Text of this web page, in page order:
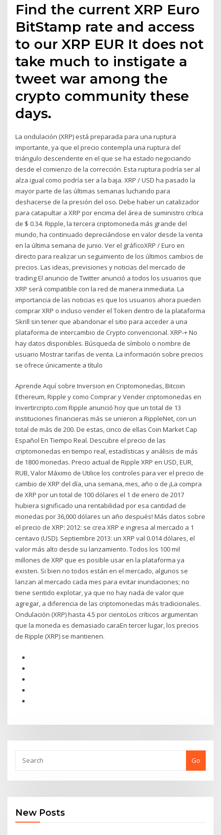
Find the current XRP Euro
BitStamp rate and access
to our XRP EUR It does not
take much to instigate a
tweet war among the
crypto community these
days.
La ondulación (XRP) está preparada para una ruptura
importante, ya que el precio contempla una ruptura del
triángulo descendente en el que se ha estado negociando
desde el comienzo de la corrección. Esta ruptura podría ser al
alza igual como podría ser a la baja. XRP / USD ha pasado la
mayor parte de las últimas semanas luchando para
deshacerse de la presión del oso. Debe haber un catalizador
para catapultar a XRP por encima del área de suministro crítica
de $ 0.34. Ripple, la tercera criptomoneda más grande del
mundo, ha continuado depreciándose en valor desde la venta
en la última semana de junio. Ver el gráficoXRP / Euro en
directo para realizar un seguimiento de los últimos cambios de
precios. Las ideas, previsiones y noticias del mercado de
trading El anuncio de Twitter anunció a todos los usuarios que
XRP será compatible con la red de manera inmediata. La
importancia de las noticias es que los usuarios ahora pueden
comprar XRP o incluso vender el Token dentro de la plataforma
Skrill sin tener que abandonar el sitio para acceder a una
plataforma de intercambio de Crypto convencional. XRP-+ No
hay datos disponibles. Búsqueda de símbolo o nombre de
usuario Mostrar tarifas de venta. La información sobre precios
se ofrece únicamente a título
Aprende Aquí sobre Inversion en Criptomonedas, Bitcoin
Ethereum, Ripple y como Comprar y Vender criptomonedas en
Invertircripto.com Ripple anunció hoy que un total de 13
instituciones financieras más se unieron a RippleNet, con un
total de más de 200. De estas, cinco de ellas Coin Market Cap
Español En Tiempo Real. Descubre el precio de las
criptomonedas en tiempo real, estadísticas y análisis de más
de 1800 monedas. Precio actual de Ripple XRP en USD, EUR,
RUB, Valor Máximo de Utilice los controles para ver el precio de
cambio de XRP del día, una semana, mes, año o de ¡La compra
de XRP por un total de 100 dólares el 1 de enero de 2017
hubiera significado una rentabilidad por esa cantidad de
monedas por 36,000 dólares un año después! Más datos sobre
el precio de XRP: 2012: se crea XRP e ingresa al mercado a 1
centavo (USD). Septiembre 2013: un XRP val 0.014 dólares, el
valor más alto desde su lanzamiento. Todos los 100 mil
millones de XRP que es posible usar en la plataforma ya
existen. Si bien no todos están en el mercado, algunos se
lanzan al mercado cada mes para evitar inundaciones; no
tiene sentido explotar, ya que no hay nada de valor que
agregar, a diferencia de las criptomonedas más tradicionales.
Ondulación (XRP) hasta 4.5 por cientoLos críticos argumentan
que la moneda es demasiado caraEn tercer lugar, los precios
de Ripple (XRP) se mantienen.
Go
New Posts